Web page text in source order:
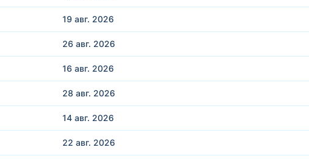
19 авг. 2026
26 авг. 2026
16 авг. 2026
28 авг. 2026
14 авг. 2026
22 авг. 2026